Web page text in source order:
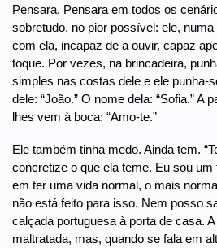
Pensara. Pensara em todos os
sobretudo, no pior possível: ele,
com ela, incapaz de a ouvir, capaz
toque. Por vezes, na brincadeira,
simples nas costas dele e ele punha-
dele: “João.” O nome dela: “Sofia.” A
lhes vem à boca: “Amo-te.”
Ele também tinha medo. Ainda tem.
concretize o que ela teme. Eu sou
em ter uma vida normal, o mais
não está feito para isso. Nem posso
calçada portuguesa à porta de casa.
maltratada, mas, quando se fala em